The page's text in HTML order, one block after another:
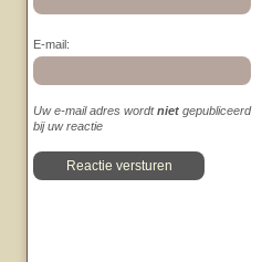
E-mail:
Uw e-mail adres wordtniet gepubliceerd
bij uw reactie